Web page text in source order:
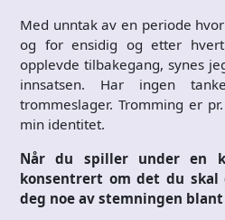
Med unntak av en periode
og for ensidig og etter
opplevde tilbakegang, synes
innsatsen. Har ingen
trommeslager. Tromming er
min identitet.
Når du spiller under en
konsentrert om det du
deg noe av stemningen